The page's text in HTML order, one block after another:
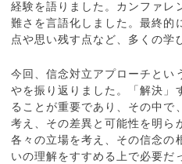
経験を語りました。カンファレ
難さを言語化しました。最終的
点や思い残す点など、多くの学
今回、信念対立アプローチとい
やを振り返りました。「解決」
ることが重要であり、その中で
考え、その差異と可能性を明ら
各々の立場を考え、その信念の
いの理解をすすめる上で必要だ